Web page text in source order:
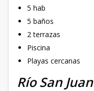
5 hab
5 baños
2 terrazas
Piscina
Playas cercanas
Río San Juan